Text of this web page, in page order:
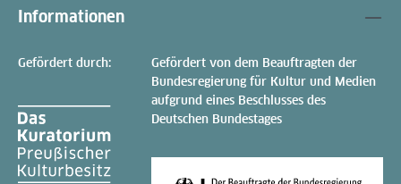
Informationen
Gefördert durch:
Gefördert von dem Beauftragten der
Bundesregierung für Kultur und Medien
aufgrund eines Beschlusses des
Deutschen Bundestages